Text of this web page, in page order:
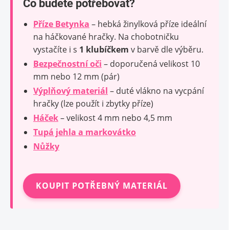
Co budete potřebovat?
Příze Betynka – hebká žinylková příze ideální
na háčkované hračky. Na chobotničku
vystačíte i s 1 klubíčkem v barvě dle výběru.
Bezpečnostní oči – doporučená velikost 10
mm nebo 12 mm (pár)
Výplňový materiál – duté vlákno na vycpání
hračky (lze použít i zbytky příze)
Háček– velikost 4 mm nebo 4,5 mm
Tupá jehla a markovátko
Nůžky
KOUPIT POTŘEBNÝ MATERIÁL